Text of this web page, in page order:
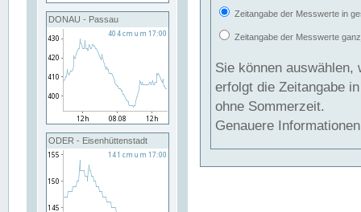
DONAU - Passau
ODER - Eisenhüttenstadt
Zeitangabe der Messwerte in
Zeitangabe der Messwerte
Sie können auswählen,
erfolgt die Zeitangabe
ohne Sommerzeit.
Genauere